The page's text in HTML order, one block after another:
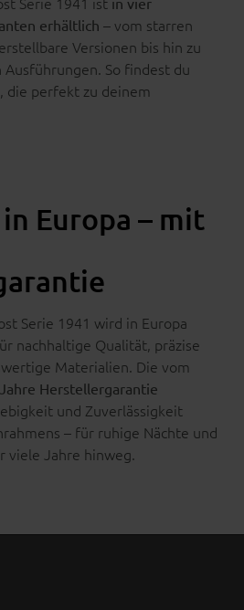
erhältlich – vom starren
Versionen bis hin zu
So findest du
die perfekt zu deinem
Europa – mit
Serie 1941 wird in Europa
nachhaltige Qualität, präzise
Materialien. Die vom
Herstellergarantie
und Zuverlässigkeit
– für ruhige Nächte und
viele Jahre hinweg.